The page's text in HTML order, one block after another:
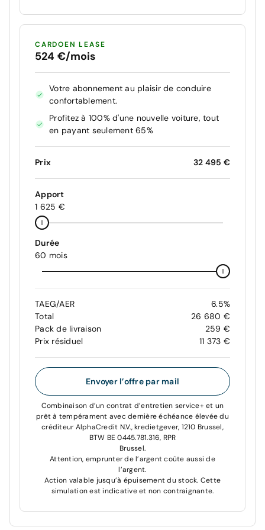
CARDOEN LEASE
524 €/mois
Votre abonnement au plaisir de conduire
confortablement.
Profitez à 100% d'une nouvelle voiture, tout
en payant seulement 65%
Prix 32 495 €
Apport
1 625 €
Durée
60 mois
TAEG/AER
6.5%
Total
26 680 €
Pack de livraison
259 €
Prix résiduel
11 373 €
Envoyer l’offre par mail
Combinaison d’un contrat d’entretien service+ et un
prêt à tempérament avec dernière échéance élevée du
créditeur AlphaCredit N.V., kredietgever, 1210 Brussel,
BTW BE 0445.781.316, RPR
Brussel.
Attention, emprunter de l’argent coûte aussi de
l’argent.
Action valable jusqu’à épuisement du stock. Cette
simulation est indicative et non contraignante.